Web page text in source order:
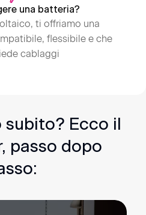
una batteria?
ti offriamo una
flessibile e che
cablaggi
Ecco il
passo dopo